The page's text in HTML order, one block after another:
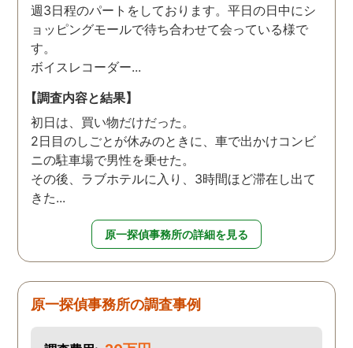
週3日程のパートをしております。平日の日中にシ
ョッピングモールで待ち合わせて会っている様で
す。
ボイスレコーダー...
【調査内容と結果】
初日は、買い物だけだった。
2日目のしごとが休みのときに、車で出かけコンビ
ニの駐車場で男性を乗せた。
その後、ラブホテルに入り、3時間ほど滞在し出て
きた...
原一探偵事務所の詳細を見る
原一探偵事務所の調査事例